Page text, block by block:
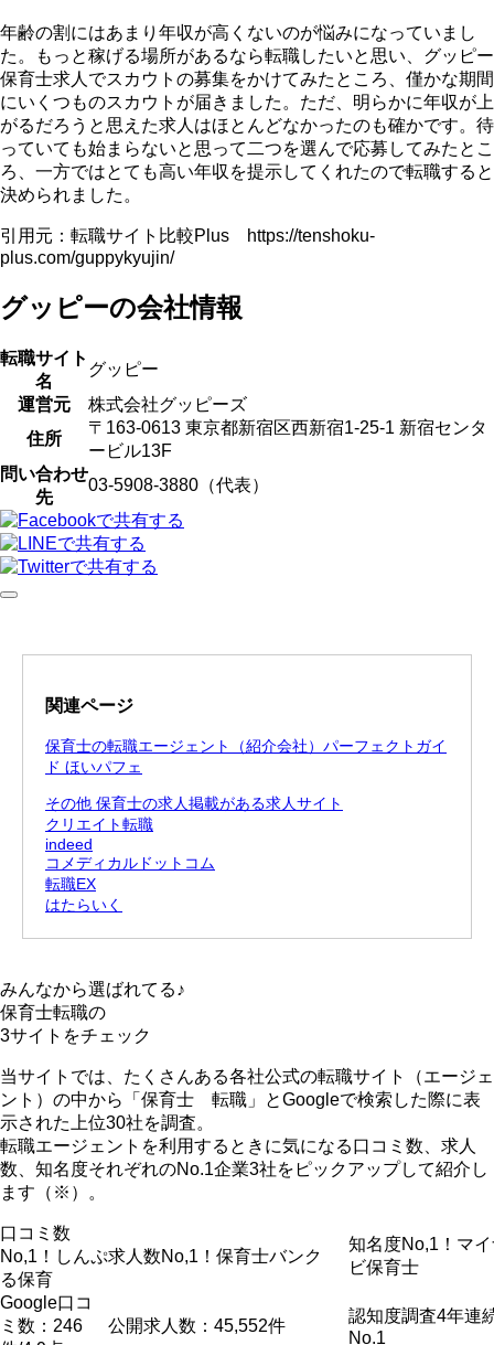
年齢の割にはあまり年収が高くないのが悩みになっていまし
た。もっと稼げる場所があるなら転職したいと思い、グッピー
保育士求人でスカウトの募集をかけてみたところ、僅かな期間
にいくつものスカウトが届きました。ただ、明らかに年収が上
がるだろうと思えた求人はほとんどなかったのも確かです。待
っていても始まらないと思って二つを選んで応募してみたとこ
ろ、一方ではとても高い年収を提示してくれたので転職すると
決められました。
引用元：転職サイト比較Plus https://tenshoku-
plus.com/guppykyujin/
グッピーの会社情報
転職サイト
名
グッピー
運営元
株式会社グッピーズ
住所
〒163-0613 東京都新宿区西新宿1-25-1 新宿センタ
ービル13F
問い合わせ
先
03-5908-3880（代表）
関連ページ
保育士の転職エージェント（紹介会社）パーフェクトガイ
ド ほいパフェ
その他 保育士の求人掲載がある求人サイト
クリエイト転職
indeed
コメディカルドットコム
転職EX
はたらいく
みんなから選ばれてる♪
保育士転職の
3サイト をチェック
当サイトでは、たくさんある各社公式の転職サイト（エージェ
ント）の中から「保育士 転職」とGoogleで検索した際に表
示された上位30社を調査。
転職エージェントを利用するときに気になる口コミ数、求人
数、知名度それぞれのNo.1企業3社をピックアップして紹介 し
ます（※）。
口コミ数
No,1！ しんぷ
る保育
求人数No,1！ 保育士バンク
知名度No,1！ マ
ビ保育士
Google口コ
ミ数：246
公開求人数：45,552件
認知度調査4年連
No.1